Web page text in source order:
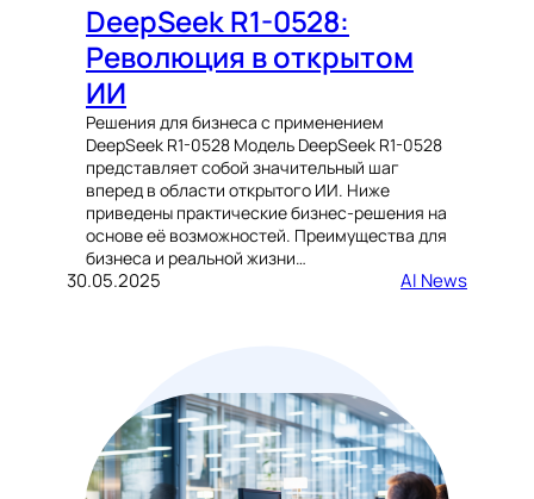
DeepSeek R1-0528:
Революция в открытом
ИИ
Решения для бизнеса с применением
DeepSeek R1-0528 Модель DeepSeek R1-0528
представляет собой значительный шаг
вперед в области открытого ИИ. Ниже
приведены практические бизнес-решения на
основе её возможностей. Преимущества для
бизнеса и реальной жизни…
30.05.2025 AI News